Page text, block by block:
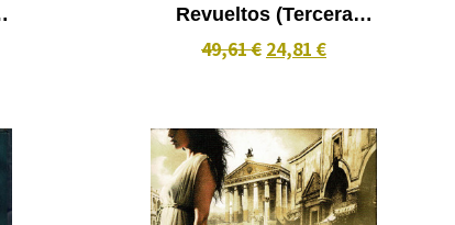
Revueltos (Tercera
Temporada) 12 dvd
49,61 € 24,81 €